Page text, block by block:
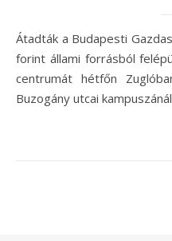
Átadták a Budapesti Gazdasági Egyetem (BGE) 6,3 milliárd
forint állami forrásból
centrumát hétfőn
Buzogány utcai